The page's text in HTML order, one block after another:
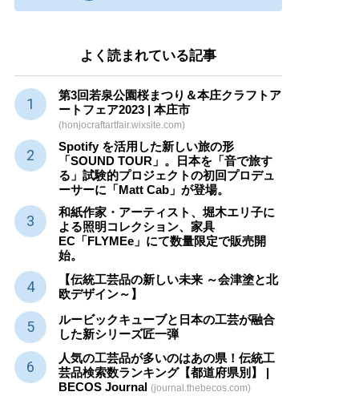
よく読まれている記事
第3回若泉公園桜まつり＆本庄クラフトア
ートフェア2023 | 本庄市
(honjocraftartfair.wixsite.com)
Spotify を活用した新しい旅の形
「SOUND TOUR」。日本を「音で旅す
る」試験的プロジェクトの初回プロデュ
ーサーに「Matt Cab」が登場。
和紙作家・アーティスト、堀木エリ子に
よる照明コレクション、家具
EC「FLYMEe」にて数量限定で販売開
始。
【伝統工芸品の新しい未来 ～会津塗と北
欧デザイン～】
ルービックキューブと日本の工芸が融合
した新シリーズ匠一弾
人気の工芸品が多いのはあの県！伝統工
芸品検索数ランキング【都道府県別】 |
BECOS Journal (journal.thebecos.com)